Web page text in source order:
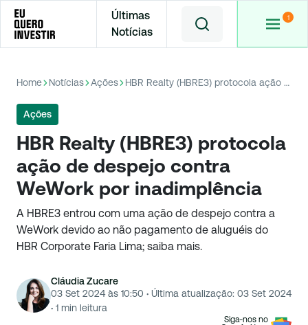
Últimas
Notícias
Home Notícias Ações HBR Realty (HBRE3) protocola ação de despejo contra WeWork por inadimplência
Ações
HBR Realty (HBRE3) protocola
ação de despejo contra
WeWork por inadimplência
A HBRE3 entrou com uma ação de despejo contra a
WeWork devido ao não pagamento de aluguéis do
HBR Corporate Faria Lima; saiba mais.
Cláudia Zucare
03 Set 2024 às 10:50 · Última atualização: 03 Set 2024
· 1 min leitura
Siga-nos no